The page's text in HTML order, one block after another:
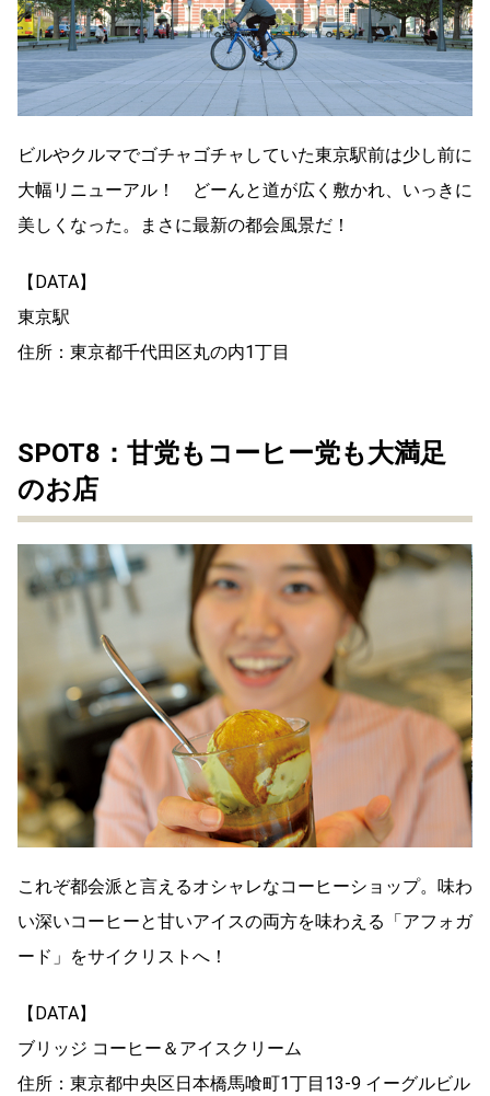
ビルやクルマでゴチャゴチャしていた東京駅前は少し前に
大幅リニューアル！ どーんと道が広く敷かれ、いっきに
美しくなった。まさに最新の都会風景だ！
【DATA】
東京駅
住所：東京都千代田区丸の内1丁目
SPOT8：甘党もコーヒー党も大満足
のお店
これぞ都会派と言えるオシャレなコーヒーショップ。味わ
い深いコーヒーと甘いアイスの両方を味わえる「アフォガ
ード」をサイクリストへ！
【DATA】
ブリッジ コーヒー＆アイスクリーム
住所：東京都中央区日本橋馬喰町1丁目13-9 イーグルビル